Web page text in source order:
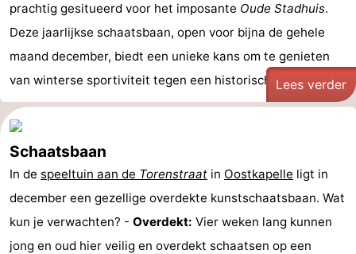
prachtig gesitueerd voor het imposante Oude Stadhuis.
Deze jaarlijkse schaatsbaan, open voor bijna de gehele
maand december, biedt een unieke kans om te genieten
van winterse sportiviteit tegen een historisch ...Lees verder
Schaatsbaan
In de speeltuin aan de Torenstraat in Oostkapelle ligt in
december een gezellige overdekte kunstschaatsbaan. Wat
kun je verwachten? - Overdekt: Vier weken lang kunnen
jong en oud hier veilig en overdekt schaatsen op een